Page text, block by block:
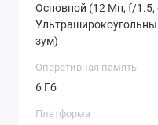
Основной (12 Мп, f/1.5,
зум)
Оперативная память
6 Гб
Платформа